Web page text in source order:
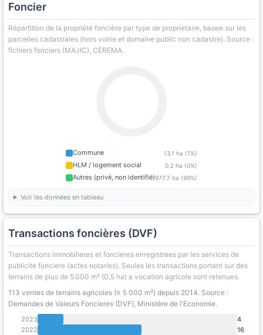
Foncier
Répartition de la propriété foncière par type de proprietaire, basee sur les
parcelles cadastrales (hors voirie et domaine public non cadastre). Source :
fichiers fonciers (MAJIC), CEREMA.
Commune 13.1 ha (1%)
HLM / logement social 0.2 ha (0%)
Autres (privé, non identifié)977.7 ha (99%)
Voir les données en tableau
Transactions foncières (DVF)
Transactions immobilieres et foncieres enregistrees par les services de
publicite fonciere (actes notaries). Seules les transactions portant sur des
terrains de plus de 5 000 m² (0,5 ha) a vocation agricole sont retenues.
113 ventes de terrains agricoles (≥ 5 000 m²) depuis 2014. Source :
Demandes de Valeurs Foncieres (DVF), Ministère de l'Economie.
2023
4
2022
16